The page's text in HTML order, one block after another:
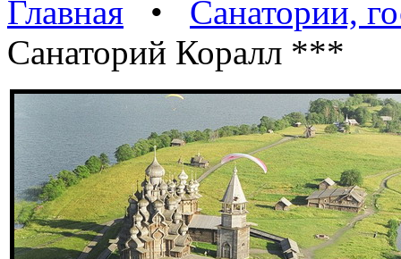
Главная • Санатории,
Санаторий Коралл ***